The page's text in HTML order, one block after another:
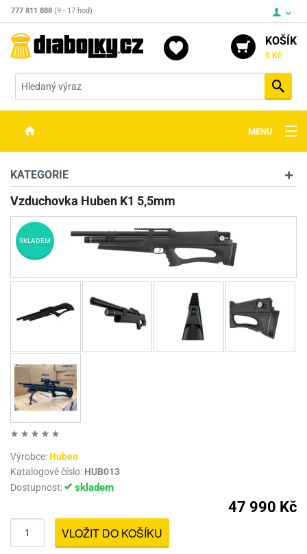
777 811 888 (9 - 17 hod)
KOŠÍK
0 Kč
MENU
OPTIKA
STŘELIVO
PŘÍSLUŠENSTVÍ
DETEKTORY KOVŮ
KONTAKTY
KATEGORIE
Vzduchovka Huben K1 5,5mm
SKLADEM
Výrobce:Huben
Katalogové číslo: HUB013
Dostupnost:
skladem
47 990 Kč
VLOŽIT DO KOŠÍKU